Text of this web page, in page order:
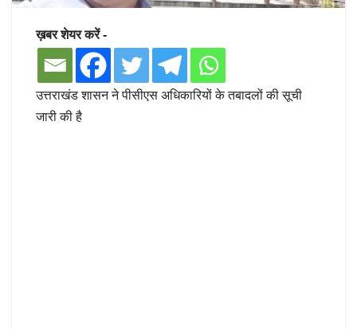
ख़बर शेयर करें -
उत्तराखंड शासन ने पीसीएस अधिकारियों के तबादलों की सूची
जारी की है